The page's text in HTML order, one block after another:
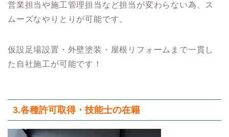
営業担当や施工管理担当など担当が変わらない為、ス
ムーズなやりとりが可能です。
仮設足場設置・外壁塗装・屋根リフォームまで一貫し
た自社施工が可能です！
3.各種許可取得・技能士の在籍